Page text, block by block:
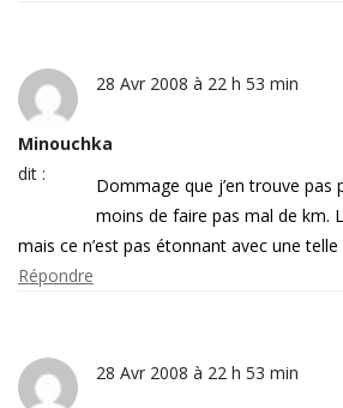
Minouchka
dit :
28 Avr 2008 à 22 h 53 min
Dommage que j’en trouve pas
moins de faire pas mal de km.
mais ce n’est pas étonnant avec une
Répondre
28 Avr 2008 à 22 h 53 min